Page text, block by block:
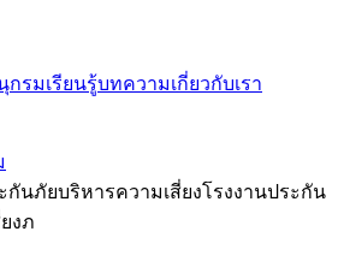
กรมเรียนรู้บทความเกี่ยวกับเรา
กันภัยบริหารความเสี่ยงโรงงานประกัน
งภ